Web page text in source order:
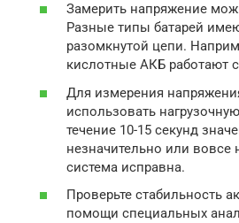
Замерить напряжение
Разные типы батарей
разомкнутой цепи.
кислотные АКБ работают
Для измерения
использовать
течение 10-15 секунд
незначительно или вовсе
система исправна.
Проверьте стабильность
помощи специальных